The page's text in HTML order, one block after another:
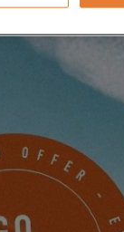
BIS 31.
EXCESS